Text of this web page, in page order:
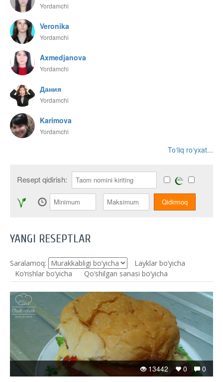
Yordamchi
Veronika
Yordamchi
Axmedjanova
Yordamchi
Дания
Yordamchi
Karimova
Yordamchi
To‘liq ro‘yxat...
Resept qidirish:
YANGI RESEPTLAR
Saralamoq:
Layklar bo’yicha
Ko‘rishlar bo‘yicha
Qo’shilgan sanasi bo’yicha
0
0
13442